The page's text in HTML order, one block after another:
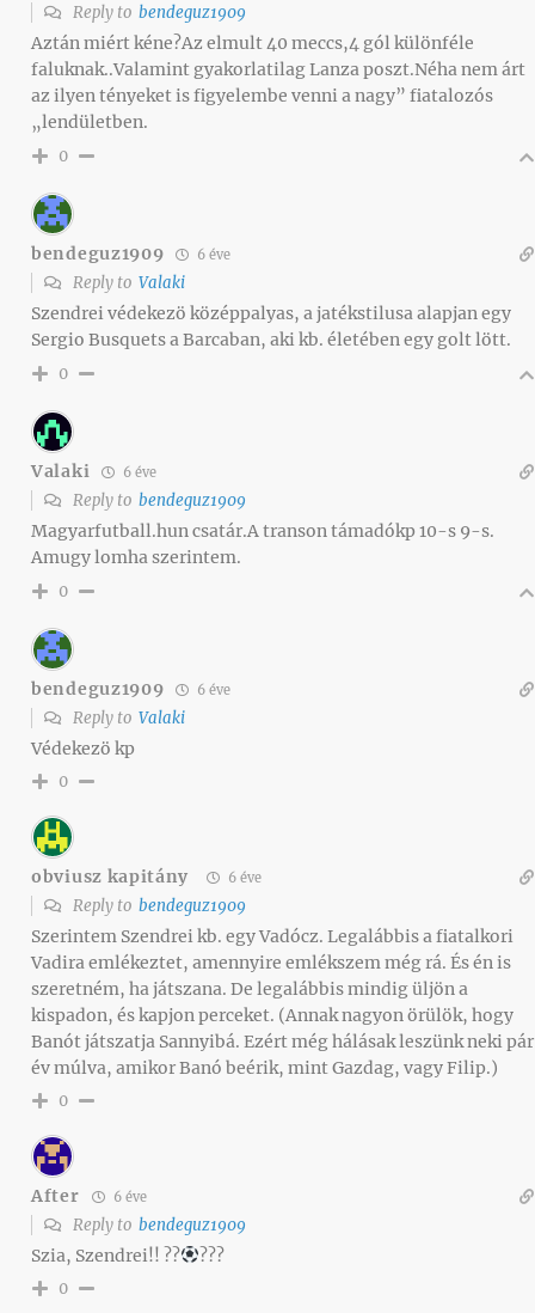
Reply to bendeguz1909
Aztán miért kéne?Az elmult 40 meccs,4 gól különféle
faluknak..Valamint gyakorlatilag Lanza poszt.Néha nem árt
az ilyen tényeket is figyelembe venni a nagy” fiatalozós
„lendületben.
0
bendeguz1909 6 éve
Reply to Valaki
Szendrei védekezö középpalyas, a jatékstilusa alapjan egy
Sergio Busquets a Barcaban, aki kb. életében egy golt lött.
0
Valaki 6 éve
Reply to bendeguz1909
Magyarfutball.hun csatár.A transon támadókp 10-s 9-s.
Amugy lomha szerintem.
0
bendeguz1909 6 éve
Reply to Valaki
Védekezö kp
0
obviusz kapitány 6 éve
Reply to bendeguz1909
Szerintem Szendrei kb. egy Vadócz. Legalábbis a fiatalkori
Vadira emlékeztet, amennyire emlékszem még rá. És én is
szeretném, ha játszana. De legalábbis mindig üljön a
kispadon, és kapjon perceket. (Annak nagyon örülök, hogy
Banót játszatja Sannyibá. Ezért még hálásak leszünk neki pár
év múlva, amikor Banó beérik, mint Gazdag, vagy Filip.)
0
After 6 éve
Reply to bendeguz1909
Szia, Szendrei!! ?? ???
0